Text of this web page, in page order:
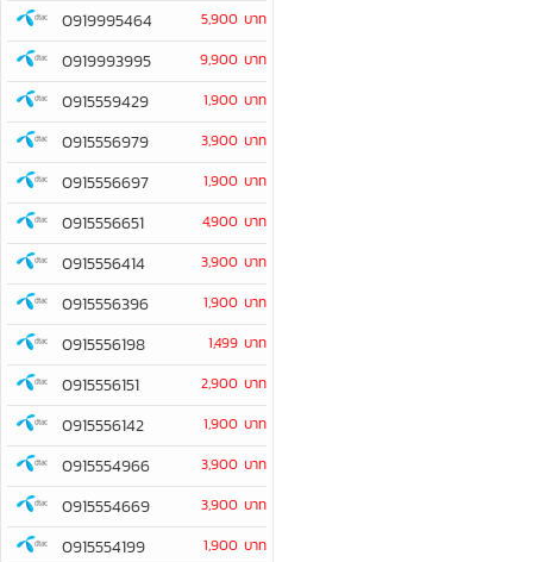
0919995464 5,900 บาท
0919993995 9,900 บาท
0915559429 1,900 บาท
0915556979 3,900 บาท
0915556697 1,900 บาท
0915556651 4,900 บาท
0915556414 3,900 บาท
0915556396 1,900 บาท
0915556198 1,499 บาท
0915556151 2,900 บาท
0915556142 1,900 บาท
0915554966 3,900 บาท
0915554669 3,900 บาท
0915554199 1,900 บาท